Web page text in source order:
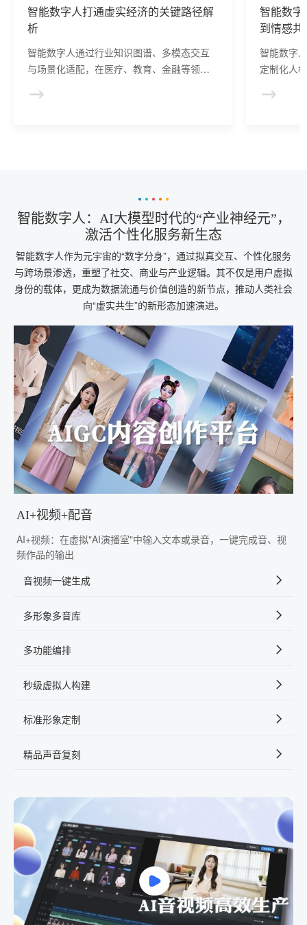
智能数字人打通虚实经济的关键路径解
析
智能数字人通过行业知识图谱、多模态交互
与场景化适配，在医疗、教育、金融等领域
“产业助手”的进化，不仅重构了服务模式，更
智能数字
到情感共
智能数字
定制化人
户情感体
智能数字人：AI大模型时代的“产业神经元”，
激活个性化服务新生态
智能数字人作为元宇宙的“数字分身”，通过拟真交互、个性化服务
与跨场景渗透，重塑了社交、商业与产业逻辑。其不仅是用户虚拟
身份的载体，更成为数据流通与价值创造的新节点，推动人类社会
向“虚实共生”的新形态加速演进。
AI+视频+配音
AI+视频：在虚拟"AI演播室"中输入文本或录音，一键完成音、视
频作品的输出
音视频一键生成
多形象多音库
多功能编排
秒级虚拟人构建
标准形象定制
精品声音复刻